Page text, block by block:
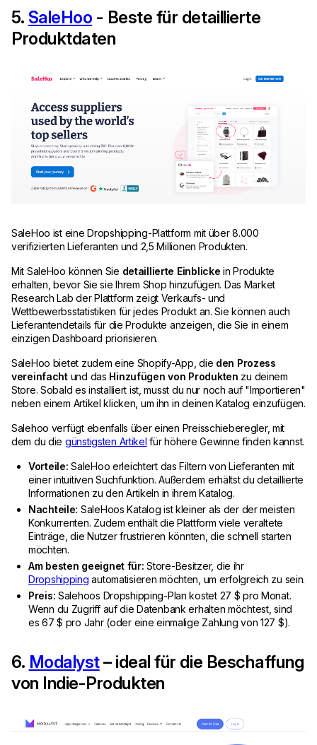
5. SaleHoo - Beste für detaillierte
Produktdaten
SaleHoo ist eine Dropshipping-Plattform mit über 8.000
verifizierten Lieferanten und 2,5 Millionen Produkten.
Mit SaleHoo können Sie detaillierte Einblicke in Produkte
erhalten, bevor Sie sie Ihrem Shop hinzufügen. Das Market
Research Lab der Plattform zeigt Verkaufs- und
Wettbewerbsstatistiken für jedes Produkt an. Sie können auch
Lieferantendetails für die Produkte anzeigen, die Sie in einem
einzigen Dashboard priorisieren.
SaleHoo bietet zudem eine Shopify-App, die den Prozess
vereinfachtund das Hinzufügen von Produkten zu deinem
Store. Sobald es installiert ist, musst du nur noch auf "Importieren"
neben einem Artikel klicken, um ihn in deinen Katalog einzufügen.
Salehoo verfügt ebenfalls über einen Preisschieberegler, mit
dem du die günstigsten Artikel für höhere Gewinne finden kannst.
Vorteile: SaleHoo erleichtert das Filtern von Lieferanten mit
einer intuitiven Suchfunktion. Außerdem erhältst du detaillierte
Informationen zu den Artikeln in ihrem Katalog.
Nachteile: SaleHoos Katalog ist kleiner als der der meisten
Konkurrenten. Zudem enthält die Plattform viele veraltete
Einträge, die Nutzer frustrieren könnten, die schnell starten
möchten.
Am besten geeignet für:Store-Besitzer, die ihr
Dropshipping automatisieren möchten, um erfolgreich zu sein.
Preis:Salehoos Dropshipping-Plan kostet 27 $ pro Monat.
Wenn du Zugriff auf die Datenbank erhalten möchtest, sind
es 67 $ pro Jahr (oder eine einmalige Zahlung von 127 $).
6. Modalyst– ideal für die Beschaffung
von Indie-Produkten